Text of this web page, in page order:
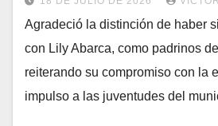
Agradeció la distinción de haber
con Lily Abarca, como padrinos
reiterando su compromiso con la
impulso a las juventudes del